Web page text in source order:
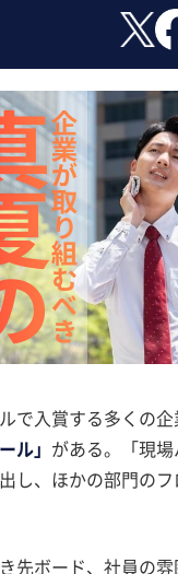
で入賞する多くの
ル」 がある。「現
し、ほかの部門の
先ボード、社員の雰